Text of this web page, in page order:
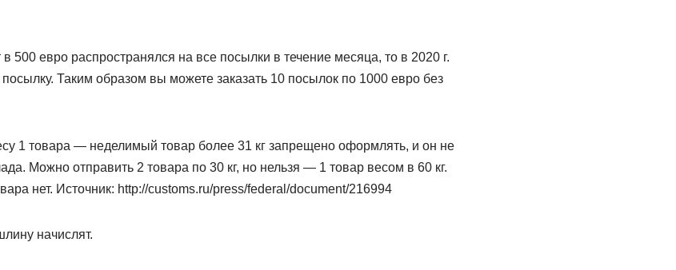
500 евро распространялся на все посылки в течение месяца, то в 2020 г.
Таким образом вы можете заказать 10 посылок по 1000 евро без
1 товара — неделимый товар более 31 кг запрещено оформлять, и он не
Можно отправить 2 товара по 30 кг, но нельзя — 1 товар весом в 60 кг.
нет. Источник: http://customs.ru/press/federal/document/216994
начислят.